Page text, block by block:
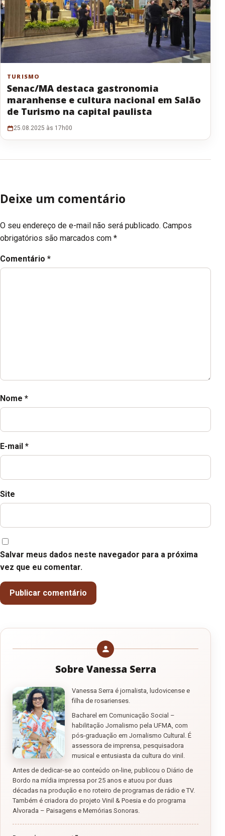
TURISMO
Senac/MA destaca gastronomia
maranhense e cultura nacional em Salão
de Turismo na capital paulista
25.08.2025 às 17h00
Deixe um comentário
O seu endereço de e-mail não será publicado. Campos
obrigatórios são marcados com *
Comentário *
Nome *
E-mail *
Site
Salvar meus dados neste navegador para a próxima
vez que eu comentar.
Sobre Vanessa Serra
Vanessa Serra é jornalista, ludovicense e
filha de rosarienses.
Bacharel em Comunicação Social –
habilitação Jornalismo pela UFMA, com
pós-graduação em Jornalismo Cultural. É
assessora de imprensa, pesquisadora
musical e entusiasta da cultura do vinil.
Antes de dedicar-se ao conteúdo on-line, publicou o Diário de
Bordo na mídia impressa por 25 anos e atuou por duas
décadas na produção e no roteiro de programas de rádio e TV.
Também é criadora do projeto Vinil & Poesia e do programa
Alvorada – Paisagens e Memórias Sonoras.